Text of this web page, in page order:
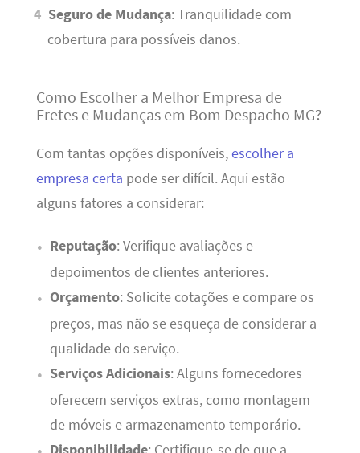
Seguro de Mudança: Tranquilidade com
cobertura para possíveis danos.
Como Escolher a Melhor Empresa de
Fretes e Mudanças em Bom Despacho MG?
Com tantas opções disponíveis,escolher a
empresa certa pode ser difícil. Aqui estão
alguns fatores a considerar:
Reputação: Verifique avaliações e
depoimentos de clientes anteriores.
Orçamento: Solicite cotações e compare os
preços, mas não se esqueça de considerar a
qualidade do serviço.
Serviços Adicionais: Alguns fornecedores
oferecem serviços extras, como montagem
de móveis e armazenamento temporário.